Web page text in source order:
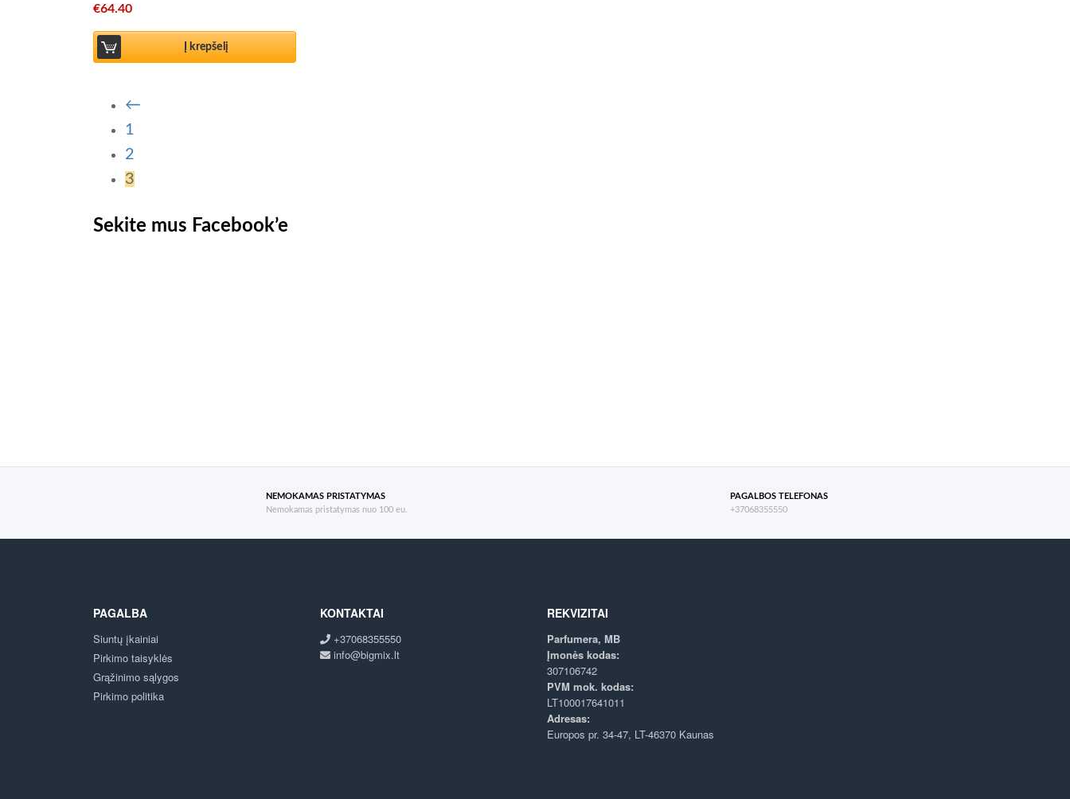
€64.40
Į krepšelį
←
1
2
3
Sekite mus Facebook’e
NEMOKAMAS PRISTATYMAS
Nemokamas pristatymas nuo 100 eu.
PAGALBOS TELEFONAS
+37068355550
PAGALBA
Siuntų įkainiai
Pirkimo taisyklės
Grąžinimo sąlygos
Pirkimo politika
KONTAKTAI
+37068355550
info@bigmix.lt
REKVIZITAI
Parfumera, MB
Įmonės kodas:
307106742
PVM mok. kodas:
LT100017641011
Adresas:
Europos pr. 34-47, LT-46370 Kaunas